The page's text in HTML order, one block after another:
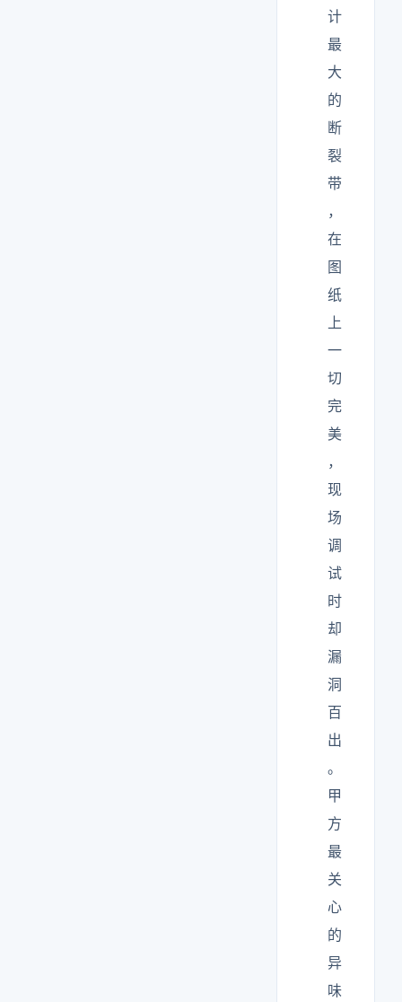
计
最
大
的
断
裂
带
，
在
图
纸
上
一
切
完
美
，
现
场
调
试
时
却
漏
洞
百
出
。
甲
方
最
关
心
的
异
味